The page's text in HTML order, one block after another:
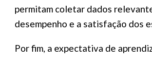
permitam coletar dados
desempenho e a satisfação dos
Por fim, a expectativa de